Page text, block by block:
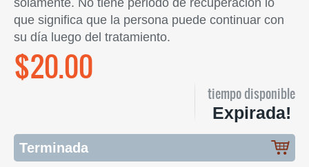
que significa que la persona puede continuar con
su día luego del tratamiento.
$20.00
tiempo disponible
Expirada!
Terminada